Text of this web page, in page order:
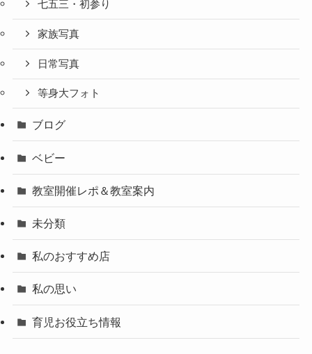
七五三・初参り
家族写真
日常写真
等身大フォト
ブログ
ベビー
教室開催レポ＆教室案内
未分類
私のおすすめ店
私の思い
育児お役立ち情報